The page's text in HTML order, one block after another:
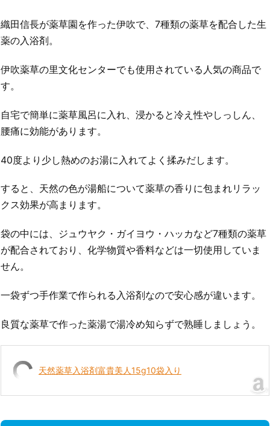
織田信長が薬草園を作った伊吹で、7種類の薬草を配合した生
薬の入浴剤。
伊吹薬草の里文化センターでも使用されている人気の商品で
す。
自宅で簡単に薬草風呂に入れ、浸かると冷え性やしっしん、
腰痛に効能があります。
40度より少し熱めのお湯に入れてよく揉みだします。
すると、天然の色が湯船について薬草の香りに包まれリラッ
クス効果が高まります。
袋の中には、ジュウヤク・ガイヨウ・ハッカなど7種類の薬草
が配合されており、化学物質や香料などは一切使用していま
せん。
一袋ずつ手作業で作られる入浴剤なので安心感が違います。
良質な薬草で作った薬湯で湯冷め知らずで熟睡しましょう。
天然薬草入浴剤富貴美人15g10袋入り